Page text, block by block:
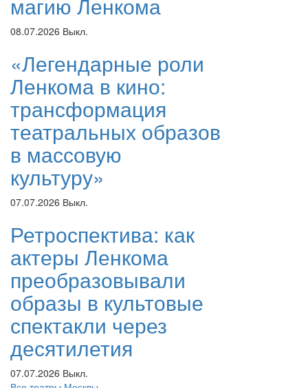
08.07.2026 Выкл.
«Легендарные роли
Ленкома в кино:
трансформация
театральных образов
в массовую
культуру»
07.07.2026 Выкл.
Ретроспектива: как
актеры Ленкома
преобразовывали
образы в культовые
спектакли через
десятилетия
07.07.2026 Выкл.